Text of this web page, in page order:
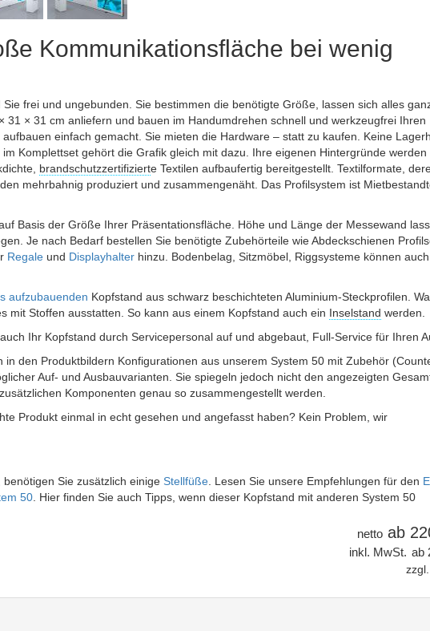
Kommunikationsfläche bei wenig
Sie frei und ungebunden. Sie bestimmen die benötigte Größe, lassen sich alles
31 × 31 cm anliefern und bauen im Handumdrehen schnell und werkzeugfrei Ihren
einfach gemacht. Sie mieten die Hardware – statt zu kaufen. Keine
Komplettset gehört die Grafik gleich mit dazu. Ihre eigenen Hintergründe werden
brandschutzzertifizierte Textilen aufbaufertig bereitgestellt. Textilformate,
mehrbahnig produziert und zusammengenäht. Das Profilsystem ist
Basis der Größe Ihrer Präsentationsfläche. Höhe und Länge der Messewand
Je nach Bedarf bestellen Sie benötigte Zubehörteile wie Abdeckschienen
Regale und Displayhalter hinzu. Bodenbelag, Sitzmöbel, Riggsysteme können auch
aufzubauenden Kopfstand aus schwarz beschichteten Aluminium-Steckprofilen.
mit Stoffen ausstatten. So kann aus einem Kopfstand auch ein Inselstand werden.
Ihr Kopfstand durch Servicepersonal auf und abgebaut, Full-Service für Ihren
den Produktbildern Konfigurationen aus unserem System 50 mit Zubehör
Auf- und Ausbauvarianten. Sie spiegeln jedoch nicht den angezeigten
Komponenten genau so zusammengestellt werden.
Produkt einmal in echt gesehen und angefasst haben? Kein Problem, wir
Sie zusätzlich einige Stellfüße . Lesen Sie unsere Empfehlungen für den
50 . Hier finden Sie auch Tipps, wenn dieser Kopfstand mit anderen System 50
netto
inkl. MwSt.